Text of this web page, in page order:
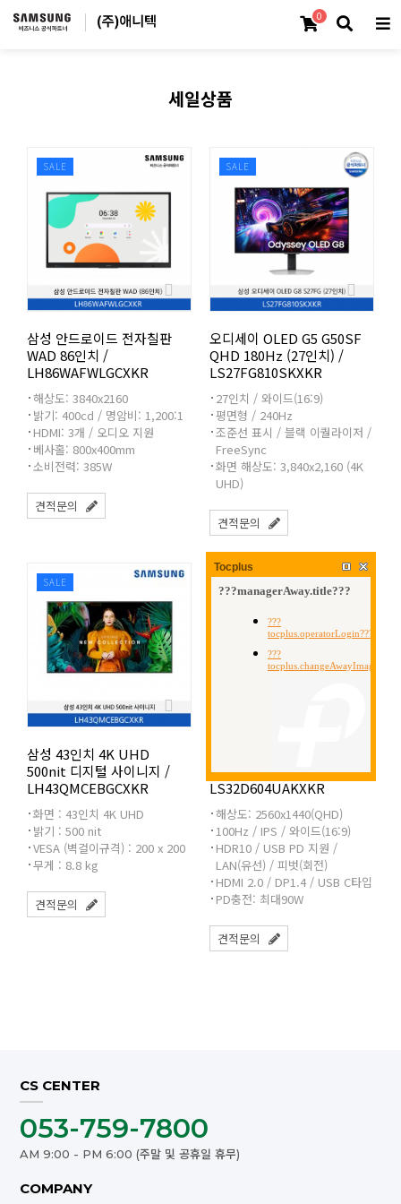
0
세일상품
SALE
삼성 안드로이드 전자칠판
WAD 86인치 /
LH86WAFWLGCXKR
해상도: 3840x2160
밝기: 400cd / 명암비: 1,200:1
HDMI: 3개 / 오디오 지원
베사홀: 800x400mm
소비전력: 385W
견적문의
SALE
오디세이 OLED G5 G50SF
QHD 180Hz (27인치) /
LS27FG810SKXKR
27인치 / 와이드(16:9)
평면형 / 240Hz
조준선 표시 / 블랙 이퀄라이저 /
FreeSync
화면 해상도: 3,840x2,160 (4K
UHD)
견적문의
SALE
삼성 43인치 4K UHD
500nit 디지털 사이니지 /
LH43QMCEBGCXKR
화면 : 43인치 4K UHD
밝기 : 500 nit
VESA (벽걸이규격) : 200 x 200
무게 : 8.8 kg
견적문의
모니터 32인치
LS32D604UAKXKR
해상도: 2560x1440(QHD)
100Hz / IPS / 와이드(16:9)
HDR10 / USB PD 지원 /
LAN(유선) / 피벗(회전)
HDMI 2.0 / DP1.4 / USB C타입
PD충전: 최대90W
견적문의
CS CENTER
053-759-7800
AM 9:00 - PM 6:00 (주말 및 공휴일 휴무)
COMPANY
Tocplus